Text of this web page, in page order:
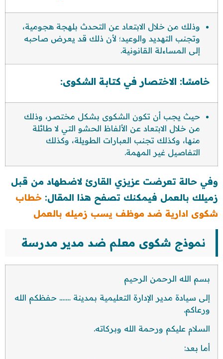
وذلك من خلال الابتعاد عن التحدث بلهجة هجومية،
وتجنب التهديد والوعيد؛ لأن ذلك قد يعرض صاحبه
إلى المساءلة القانونية.
خامسًا: الاختصار في كتابة الشكوى:
حيث يجب أن تكون الشكوى بشكل مختصر، وذلك
من خلال الابتعاد عن الألفاظ الحشو التي لا طائلة
منها، وكذلك تجنب العبارات الطويلة، وكذلك
التفاصيل غير المهمة.
وفي حالة تعرضت عزيزي القارئ لاضطهاد من قبل
زميلك بالعمل فيمكنك تصفح هذا المقال: خطاب
شكوى ادارية ضد موظف يسب زميله بالعمل
نموذج شكوى معلم ضد مدير مدرسة
بسم الله الرحمن الرحيم
إلى سيادة مدير الإدارة التعليمية بمدينة ……. حفظكم الله
ورعاكم.
السلام عليكم ورحمة الله وبركاته.
أما بعد: